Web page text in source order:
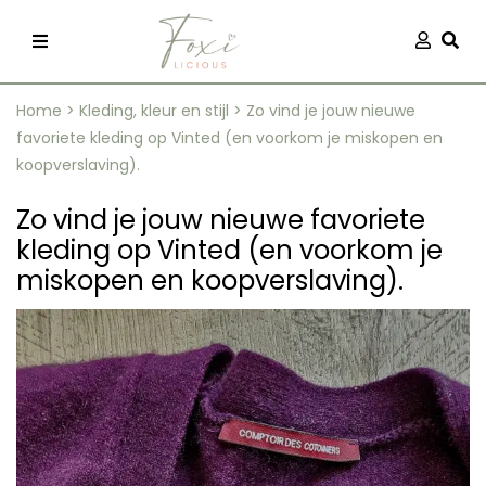
kleding
Home > Kleding, kleur en stijl > Zo vind je jouw nieuwe
favoriete kleding op Vinted (en voorkom je miskopen en
koopverslaving).
Zo vind je jouw nieuwe favoriete
kleding op Vinted (en voorkom je
miskopen en koopverslaving).